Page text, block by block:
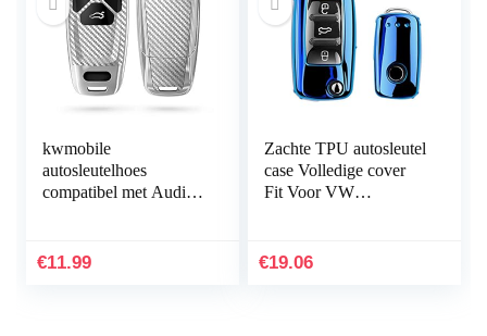
kwmobile
autosleutelhoes
compatibel met Audi 3-
Keyless Go) – TPU
€11.99
Zachte TPU autosleutel
case Volledige cover
Fit Voor VW
T5 Up Eos Tiguan
€19.06